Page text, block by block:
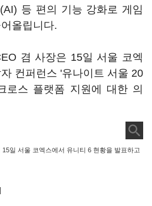
등 편의 기능 강화로 게임
올립니다.
겸 사장은 15일 서울 코엑
컨퍼런스 '유나이트 서울 20
로스 플랫폼 지원에 대한 의
일 서울 코엑스에서 유니티 6 현황을 발표하고